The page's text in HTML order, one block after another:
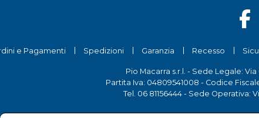
e Pagamenti Spedizioni Garanzia Recesso
Pio Macarra s.r.l. - Sede Legale:
Partita Iva: 04809541008 - Codice
Tel. 06 81156444 - Sede Operativa: